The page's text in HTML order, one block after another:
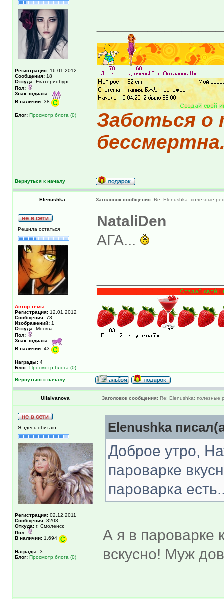
Регистрация: 16.01.2012
Сообщения: 18
Откуда: Екатеринбург
Пол:
Знак зодиака:
В наличии: 38
Блог: Просмотр блога (0)
Заботься о
Вернуться к началу
Elenushka Заголовок сообщения: Re: Elenushka: полезные
Решила остаться
Автор темы
Регистрация: 12.01.2012
Сообщения: 73
Изображений: 1
Откуда: Москва
Пол:
Знак зодиака:
В наличии: 43
Награды: 4
Блог: Просмотр блога (0)
NataliDen
АГА...
Вернуться к началу
UliaIvanova Заголовок сообщения: Re: Elenushka: полезные
Я здесь обитаю
Регистрация: 02.12.2011
Сообщения: 3203
Откуда: г. Смоленск
Пол:
В наличии: 1,694
Награды: 3
Блог: Просмотр блога (0)
Elenushka
Доброе утро,
пароварке
пароварка
А я в пароварке
вскусно! Муж